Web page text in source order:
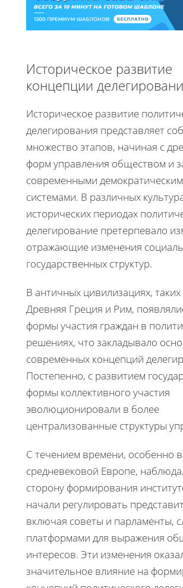
Историческое развитие
концепции
Историческое развитие
делегирования представляет
множество этапов, начиная с
форм управления обществом и
современными
системами. В различных
исторических периодах
делегирование претерпевало
отражающие изменения
государственных структур.
В античных цивилизациях, таких
Древняя Греция и Рим,
формы участия граждан в
решениях, что закладывало
современных концепций
Постепенно, с развитием
формы коллективного участия
эволюционировали в более
централизованные структуры
С течением времени, особенно в
средневековой Европе,
сторону формирования
начали регулировать
включая советы и парламенты,
платформами для выражения
интересов. Эти изменения
значительное влияние на